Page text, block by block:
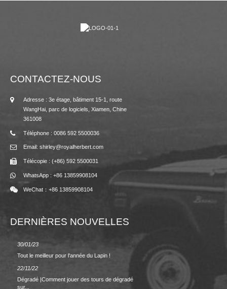
CONTACTEZ-NOUS
Adresse : 3e étage, bâtiment 15-1, route
WangHai, parc de logiciels, Xiamen, Chine
361008
Téléphone : 0086 592 5500036
Email: shirley@royalherbert.com
Télécopie : (+86) 592 5500031
WhatsApp : +86 13859908104
WeChat：+86 13859908104
DERNIÈRES NOUVELLES
30/01/23
Tout le meilleur pour l'année du Lapin !
22/11/22
Dégradé |Comment jouer des tours de dégradé
sur...